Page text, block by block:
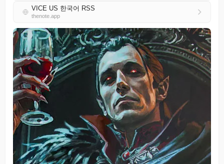
VICE US 한국어 RSS
thenote.app